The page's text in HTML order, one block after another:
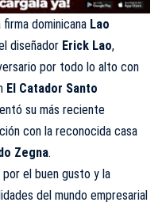
firma dominicana Lao
diseñador Erick Lao,
por todo lo alto con
El Catador Santo
su más reciente
con la reconocida casa
Zegna.
por el buen gusto y la
del mundo empresarial